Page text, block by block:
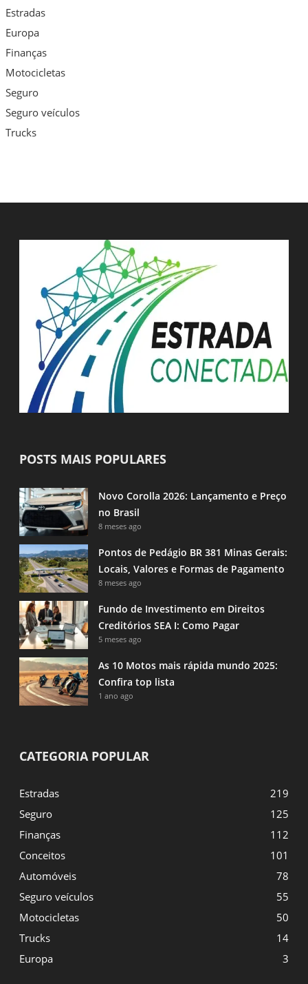
Estradas
Europa
Finanças
Motocicletas
Seguro
Seguro veículos
Trucks
POSTS MAIS POPULARES
Novo Corolla 2026: Lançamento e Preço
no Brasil
8 meses ago
Pontos de Pedágio BR 381 Minas Gerais:
Locais, Valores e Formas de Pagamento
8 meses ago
Fundo de Investimento em Direitos
Creditórios SEA I: Como Pagar
5 meses ago
As 10 Motos mais rápida mundo 2025:
Confira top lista
1 ano ago
CATEGORIA POPULAR
Estradas
219
Seguro
125
Finanças
112
Conceitos
101
Automóveis
78
Seguro veículos
55
Motocicletas
50
Trucks
14
Europa
3